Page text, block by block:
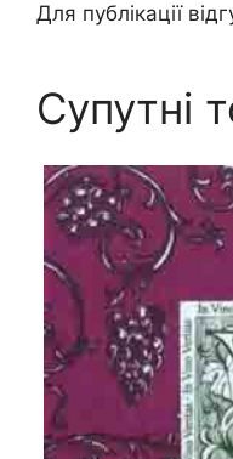
Для публікації
Супутні